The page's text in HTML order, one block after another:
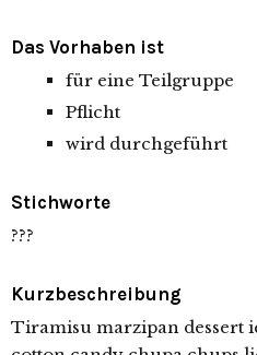
Das Vorhaben ist
für eine Teilgruppe
Pflicht
wird durchgeführt
Stichworte
???
Kurzbeschreibung
Tiramisu marzipan dessert